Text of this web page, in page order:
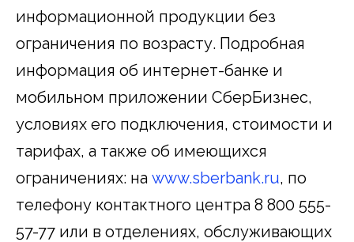
информационной продукции без
ограничения по возрасту. Подробная
информация об интернет-банке и
мобильном приложении СберБизнес,
условиях его подключения, стоимости и
тарифах, а также об имеющихся
ограничениях: на www.sberbank.ru, по
телефону контактного центра 8 800 555-
57-77 или в отделениях, обслуживающих